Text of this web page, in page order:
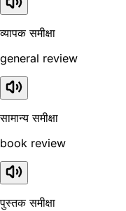
व्यापक समीक्षा
general review
सामान्य समीक्षा
book review
पुस्तक समीक्षा